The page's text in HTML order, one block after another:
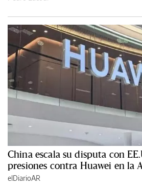
China escala su disputa con
presiones contra Huawei en la
elDiarioAR